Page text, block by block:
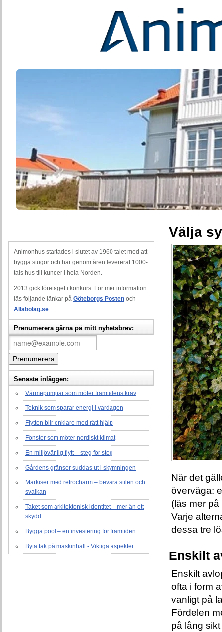
Animonhus startades i slutet av 1960 talet med att
bygga stugor och har genom åren levererat 1000-
tals hus till kunder i hela Norden.
2013 gick företaget i konkurs. För mer information
läs följande länkar på Göteborgs Posten och
Allabolag.se
Prenumerera gärna på mitt nyhetsbrev:
Senaste inläggen:
Värmepumpar som möter framtidens krav
Teknik som sparar energi i vardagen
Flytten blir enklare med rätt hjälp
Fönster som möter nordiskt klimat
En miljövänlig flytt – steg för steg
Gårdens gränser suddas ut i skymningen
Markiser med retrocharm – bevara stilen och
svalkan
Taket som arkitektonisk identitet – mer än ett
skydd
Bygga pool – en investering för framtiden
Byta tak på maskinhall - Viktiga aspekter
Välja
När det
överväga:
(läs mer på
Varje
dessa tre
Enskilt
Enskilt
ofta i form
vanligt på
Fördelen
på lång